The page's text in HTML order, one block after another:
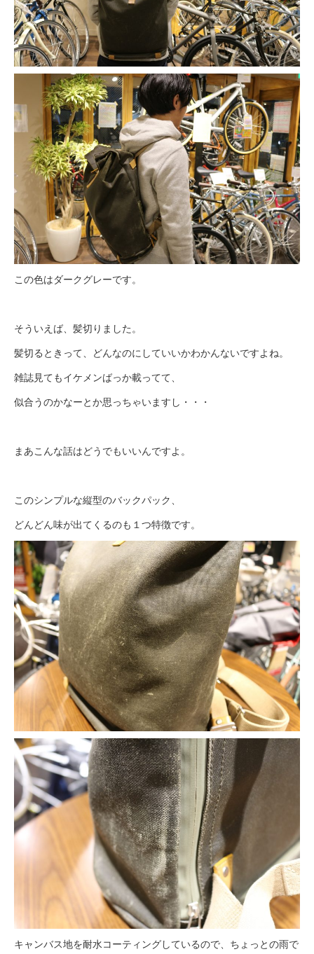
この色はダークグレーです。
そういえば、髪切りました。
髪切るときって、どんなのにしていいかわかんないですよね。
雑誌見てもイケメンばっか載ってて、
似合うのかなーとか思っちゃいますし・・・
まあこんな話はどうでもいいんですよ。
このシンプルな縦型のバックパック、
どんどん味が出てくるのも１つ特徴です。
キャンバス地を耐水コーティングしているので、ちょっとの雨で